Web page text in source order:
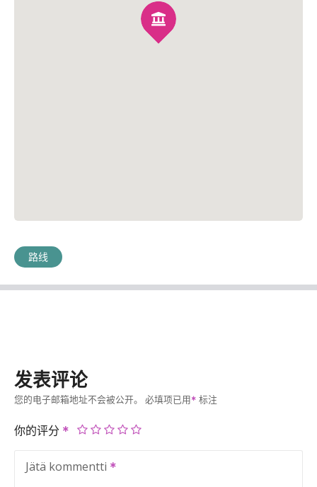
路线
发表评论
您的电子邮箱地址不会被公开。 必填项已用 标注
你的评分
Jätä kommentti